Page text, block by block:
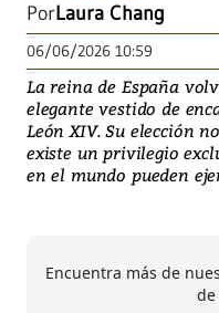
PorLaura Chang
06/06/2026 10:59
La reina de España
elegante vestido de
León XIV. Su elección
existe un privilegio
en el mundo pueden
Encuentra más de